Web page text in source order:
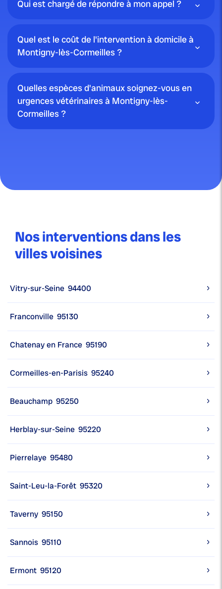
Qui est chargé de répondre à mon appel ?
Quel est le coût de l'intervention à domicile à
Montigny-lès-Cormeilles ?
Quelles espèces d'animaux soignez-vous en
urgences vétérinaires à Montigny-lès-
Cormeilles ?
Nos interventions dans les
villes voisines
Vitry-sur-Seine 94400
Franconville 95130
Chatenay en France 95190
Cormeilles-en-Parisis 95240
Beauchamp 95250
Herblay-sur-Seine 95220
Pierrelaye 95480
Saint-Leu-la-Forêt 95320
Taverny 95150
Sannois 95110
Ermont 95120